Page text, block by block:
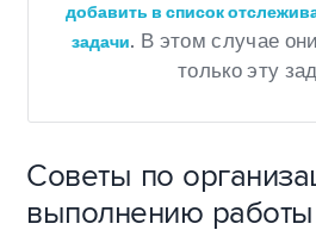
добавить в список
задачи. В этом случае
только эту
Советы по
выполнению